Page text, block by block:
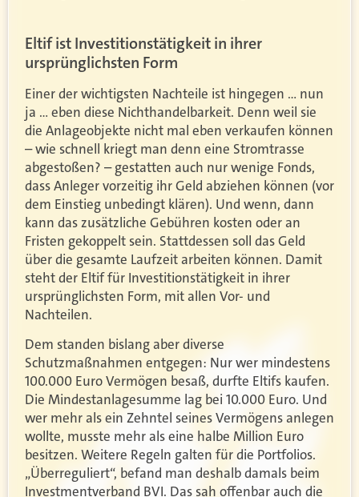
Eltif ist Investitionstätigkeit in ihrer
ursprünglichsten Form
Einer der wichtigsten Nachteile ist hingegen … nun
ja … eben diese Nichthandelbarkeit. Denn weil sie
die Anlageobjekte nicht mal eben verkaufen können
– wie schnell kriegt man denn eine Stromtrasse
abgestoßen? – gestatten auch nur wenige Fonds,
dass Anleger vorzeitig ihr Geld abziehen können (vor
dem Einstieg unbedingt klären). Und wenn, dann
kann das zusätzliche Gebühren kosten oder an
Fristen gekoppelt sein. Stattdessen soll das Geld
über die gesamte Laufzeit arbeiten können. Damit
steht der Eltif für Investitionstätigkeit in ihrer
ursprünglichsten Form, mit allen Vor- und
Nachteilen.
Dem standen bislang aber diverse
Schutzmaßnahmen entgegen: Nur wer mindestens
100.000 Euro Vermögen besaß, durfte Eltifs kaufen.
Die Mindestanlagesumme lag bei 10.000 Euro. Und
wer mehr als ein Zehntel seines Vermögens anlegen
wollte, musste mehr als eine halbe Million Euro
besitzen. Weitere Regeln galten für die Portfolios.
„Überreguliert“, befand man deshalb damals beim
Investmentverband BVI. Das sah offenbar auch die